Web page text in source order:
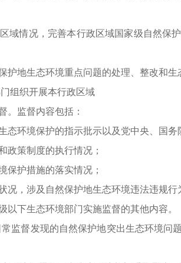
域情况，完善本行政区域国家级自然
护地生态环境重点问题的处理、整改和
组织开展本行政区域
。监督内容包括：
态环境保护的指示批示以及党中央、国
政策制度的执行情况；
保护措施的落实情况；
况，涉及自然保护地生态环境违法违规行
以下生态环境部门实施监督的其他内容。
监督发现的自然保护地突出生态环境